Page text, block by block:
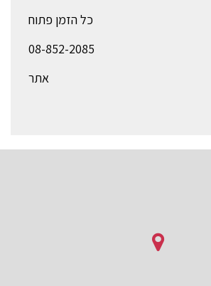
כל הזמן פתוח
08-852-2085
אתר